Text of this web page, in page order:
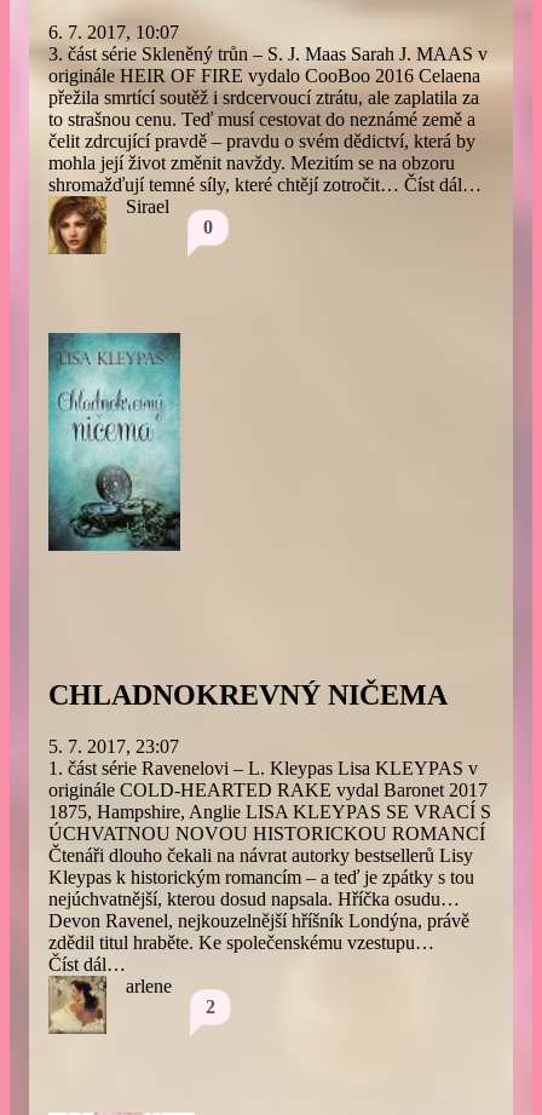
6. 7. 2017, 10:07
3. část série Skleněný trůn – S. J. Maas Sarah J. MAAS v
originále HEIR OF FIRE vydalo CooBoo 2016 Celaena
přežila smrtící soutěž i srdcervoucí ztrátu, ale zaplatila za
to strašnou cenu. Teď musí cestovat do neznámé země a
čelit zdrcující pravdě – pravdu o svém dědictví, která by
mohla její život změnit navždy. Mezitím se na obzoru
shromažďují temné síly, které chtějí zotročit… Číst dál…
Sirael
0
CHLADNOKREVNÝ NIČEMA
5. 7. 2017, 23:07
1. část série Ravenelovi – L. Kleypas Lisa KLEYPAS v
originále COLD-HEARTED RAKE vydal Baronet 2017
1875, Hampshire, Anglie LISA KLEYPAS SE VRACÍ S
ÚCHVATNOU NOVOU HISTORICKOU ROMANCÍ
Čtenáři dlouho čekali na návrat autorky bestsellerů Lisy
Kleypas k historickým romancím – a teď je zpátky s tou
nejúchvatnější, kterou dosud napsala. Hříčka osudu…
Devon Ravenel, nejkouzelnější hříšník Londýna, právě
zdědil titul hraběte. Ke společenskému vzestupu…
Číst dál…
arlene
2